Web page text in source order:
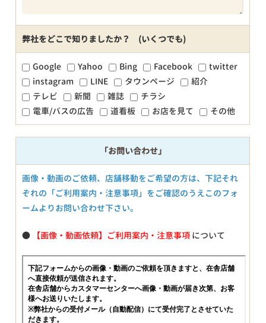
弊社をどこで知りましたか？ (いくつでも)
Google Yahoo Bing Facebook
twitter
instagram
LINE タウンページ
紹介
テレビ
新聞 雑誌
チラシ
電車/バスの広告
道看板 お店を見て その他
「お問い合わせ」
画像・動画のご依頼、店舗移動をご希望の方は、下記それ
ぞれの「ご利用案内・注意事項」をご確認のうえこのフォ
ームよりお問い合わせ下さい。
● 【画像・動画依頼】ご利用案内・注意事項 について